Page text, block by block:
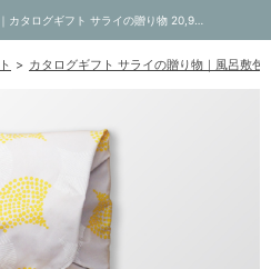
風呂敷で贈る｜カタログギフト サライの贈り物 20,900円コース 琥珀 ＋ 銀座千疋屋 銀座フルーツフィナンシェ 8個入｜内祝い・お祝い・ギフト・贈り物の通販サイトtheDe(ザディー)
カタログギフト サライの贈り物｜風呂敷包